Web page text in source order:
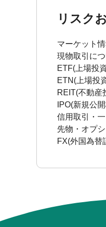
リスク
マーケット
現物取引に
ETF(上場投
ETN(上場投
REIT(不動産
IPO(新規公
信用取引・
先物・オプ
FX(外国為替